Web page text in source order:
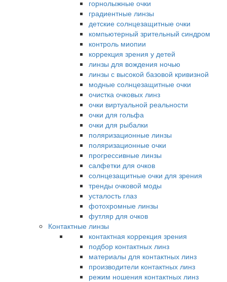
горнолыжные очки
градиентные линзы
детские солнцезащитные очки
компьютерный зрительный синдром
контроль миопии
коррекция зрения у детей
линзы для вождения ночью
линзы с высокой базовой кривизной
модные солнцезащитные очки
очистка очковых линз
очки виртуальной реальности
очки для гольфа
очки для рыбалки
поляризационные линзы
поляризационные очки
прогрессивные линзы
салфетки для очков
солнцезащитные очки для зрения
тренды очковой моды
усталость глаз
фотохромные линзы
футляр для очков
Контактные линзы
контактная коррекция зрения
подбор контактных линз
материалы для контактных линз
производители контактных линз
режим ношения контактных линз